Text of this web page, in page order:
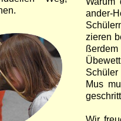
ander-
zieren
Mus